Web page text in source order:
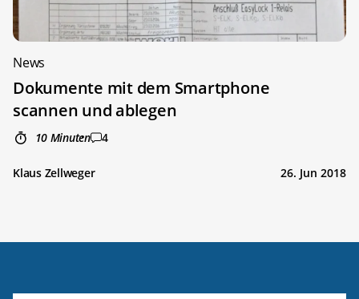
News
Dokumente mit dem Smartphone
scannen und ablegen
10 Minuten 4
Klaus Zellweger 26. Jun 2018